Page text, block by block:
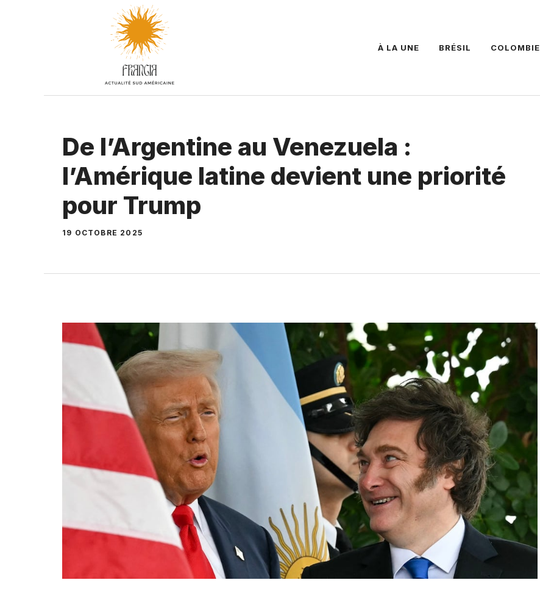
À LA UNE BRÉSIL COLOMBIE
De l’Argentine au Venezuela :
l’Amérique latine devient une priorité
pour Trump
19 OCTOBRE 2025